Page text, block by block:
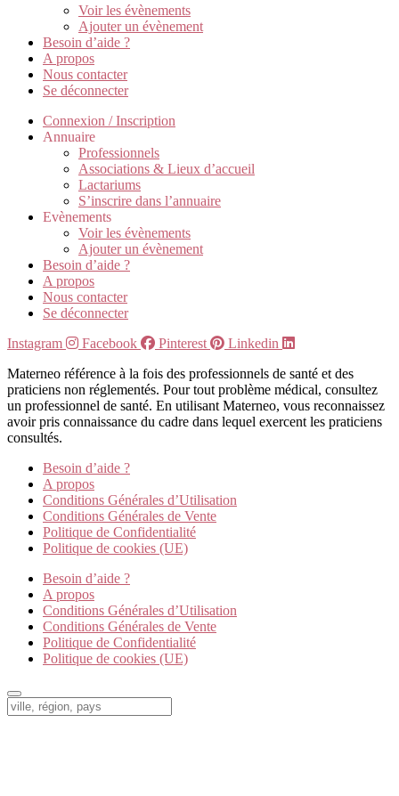
Voir les évènements
Ajouter un évènement
Besoin d’aide ?
A propos
Nous contacter
Se déconnecter
Connexion / Inscription
Annuaire
Professionnels
Associations & Lieux d’accueil
Lactariums
S’inscrire dans l’annuaire
Evènements
Voir les évènements
Ajouter un évènement
Besoin d’aide ?
A propos
Nous contacter
Se déconnecter
Instagram
Facebook Pinterest
Linkedin
Materneo référence à la fois des professionnels de santé et des
praticiens non réglementés. Pour tout problème médical, consultez
un professionnel de santé. En utilisant Materneo, vous reconnaissez
avoir pris connaissance du cadre dans lequel exercent les praticiens
consultés.
Besoin d’aide ?
A propos
Conditions Générales d’Utilisation
Conditions Générales de Vente
Politique de Confidentialité
Politique de cookies (UE)
Besoin d’aide ?
A propos
Conditions Générales d’Utilisation
Conditions Générales de Vente
Politique de Confidentialité
Politique de cookies (UE)